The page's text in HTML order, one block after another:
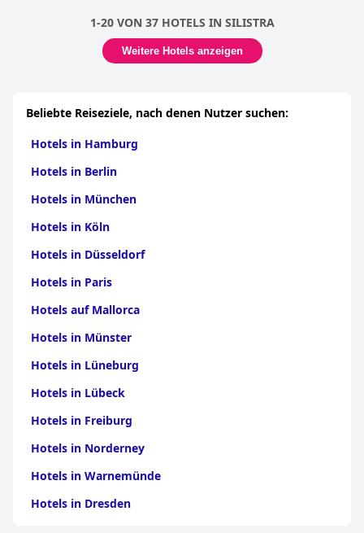
1-20 VON 37 HOTELS IN SILISTRA
Weitere Hotels anzeigen
Beliebte Reiseziele, nach denen Nutzer suchen:
Hotels in Hamburg
Hotels in Berlin
Hotels in München
Hotels in Köln
Hotels in Düsseldorf
Hotels in Paris
Hotels auf Mallorca
Hotels in Münster
Hotels in Lüneburg
Hotels in Lübeck
Hotels in Freiburg
Hotels in Norderney
Hotels in Warnemünde
Hotels in Dresden